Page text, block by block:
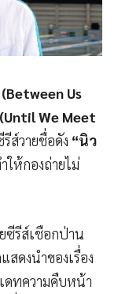
Us
We Meet
ส์วายชื่อดัง “นิว
ให้กองถ่ายไม่
ซีรีส์เชือกป่าน
ดงนำของเรื่อง
ดทความคืบหน้า